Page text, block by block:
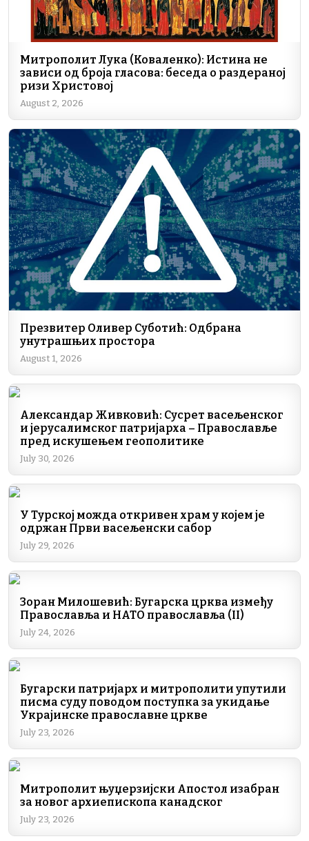
Митрополит Лука (Коваленко): Истина не
зависи од броја гласова: беседа о раздераној
ризи Христовој
August 2, 2026
Презвитер Оливер Суботић: Одбрана
унутрашњих простора
August 1, 2026
Александар Живковић: Сусрет васељенског
и јерусалимског патријарха – Православље
пред искушењем геополитике
July 30, 2026
У Турској можда откривен храм у којем је
одржан Први васељенски сабор
July 29, 2026
Зоран Милошевић: Бугарска црква између
Православља и НАТО православља (II)
July 24, 2026
Бугарски патријарх и митрополити упутили
писма суду поводом поступка за укидање
Украјинске православне цркве
July 23, 2026
Митрополит њуџерзијски Апостол изабран
за новог архиепископа канадског
July 23, 2026